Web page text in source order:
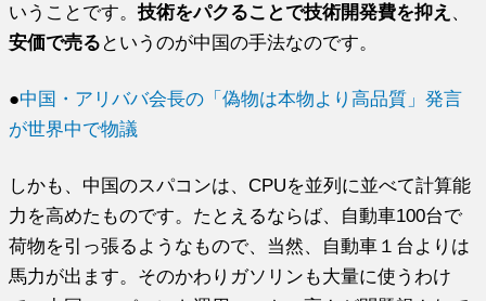
いうことです。技術をパクることで技術開発費を抑え 、
安価で売る というのが中国の手法なのです。
●中国・アリババ会長の「偽物は本物より高品質」発言
が世界中で物議
しかも、中国のスパコンは、CPUを並列に並べて計算能
力を高めたものです。 たとえるならば、自動車100台で
荷物を引っ張るようなもので、 当然、自動車１台よりは
馬力が出ます。 そのかわりガソリンも大量に使うわけ